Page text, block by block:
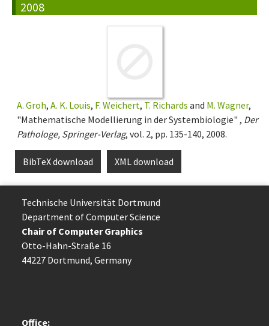
2008
A. Groh, A. K. Louis, F. Weichert, T. Richards and M. Wagner,
"Mathematische Modellierung in der Systembiologie" , Der
Pathologe, Springer-Verlag, vol. 2, pp. 135-140, 2008.
BibTeX download XML download
Technische Uni­ver­si­tät Dort­mund
Department of Computer Science
Chair of Computer Graphics
Otto-Hahn-Straße 16
44227 Dort­mund, Germany
Office: